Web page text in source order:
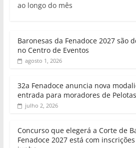
ao longo do mês
Baronesas da Fenadoce 2027 são
no Centro de Eventos
agosto 1, 2026
32a Fenadoce anuncia nova
entrada para moradores de Pelotas
julho 2, 2026
Concurso que elegerá a Corte de
Fenadoce 2027 está com